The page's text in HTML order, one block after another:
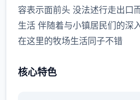
容表示面前头 没法述行走出口
生活 伴随着与小镇居民们的深
在这里的牧场生活同子不错
核心特色